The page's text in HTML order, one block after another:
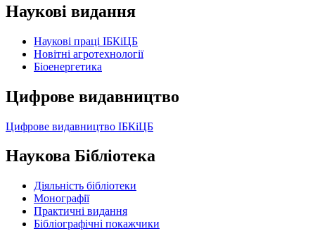
Наукові видання
Наукові праці ІБКіЦБ
Новітні агротехнології
Бiоенергетика
Цифрове видавництво
Цифрове видавництво ІБКіЦБ
Наукова Бібліотека
Діяльність бібліотеки
Монографії
Практичні видання
Бібліографічні покажчики